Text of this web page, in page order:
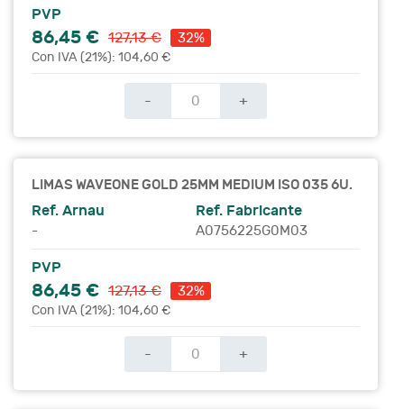
PVP
86,45 € 127,13 €
32%
Con IVA (21%): 104,60 €
- +
LIMAS WAVEONE GOLD 25MM MEDIUM ISO 035 6U.
Ref. Arnau
-
Ref. Fabricante
A0756225G0M03
PVP
86,45 € 127,13 €
32%
Con IVA (21%): 104,60 €
- +